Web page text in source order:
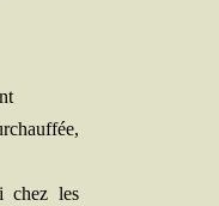
chez les